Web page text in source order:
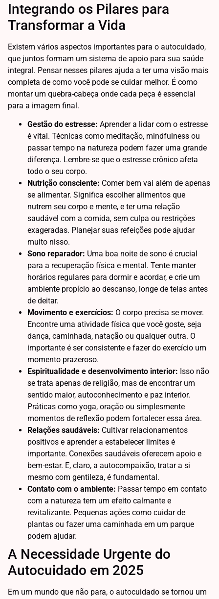
Integrando os Pilares para
Transformar a Vida
Existem vários aspectos importantes para o autocuidado,
que juntos formam um sistema de apoio para sua saúde
integral. Pensar nesses pilares ajuda a ter uma visão mais
completa de como você pode se cuidar melhor. É como
montar um quebra-cabeça onde cada peça é essencial
para a imagem final.
Gestão do estresse: Aprender a lidar com o estresse
é vital. Técnicas como meditação, mindfulness ou
passar tempo na natureza podem fazer uma grande
diferença. Lembre-se que o estresse crônico afeta
todo o seu corpo.
Nutrição consciente: Comer bem vai além de apenas
se alimentar. Significa escolher alimentos que
nutrem seu corpo e mente, e ter uma relação
saudável com a comida, sem culpa ou restrições
exageradas. Planejar suas refeições pode ajudar
muito nisso.
Sono reparador: Uma boa noite de sono é crucial
para a recuperação física e mental. Tente manter
horários regulares para dormir e acordar, e crie um
ambiente propício ao descanso, longe de telas antes
de deitar.
Movimento e exercícios: O corpo precisa se mover.
Encontre uma atividade física que você goste, seja
dança, caminhada, natação ou qualquer outra. O
importante é ser consistente e fazer do exercício um
momento prazeroso.
Espiritualidade e desenvolvimento interior: Isso não
se trata apenas de religião, mas de encontrar um
sentido maior, autoconhecimento e paz interior.
Práticas como yoga, oração ou simplesmente
momentos de reflexão podem fortalecer essa área.
Relações saudáveis: Cultivar relacionamentos
positivos e aprender a estabelecer limites é
importante. Conexões saudáveis oferecem apoio e
bem-estar. E, claro, a autocompaixão, tratar a si
mesmo com gentileza, é fundamental.
Contato com o ambiente: Passar tempo em contato
com a natureza tem um efeito calmante e
revitalizante. Pequenas ações como cuidar de
plantas ou fazer uma caminhada em um parque
podem ajudar.
A Necessidade Urgente do
Autocuidado em 2025
Em um mundo que não para, o autocuidado se tornou um